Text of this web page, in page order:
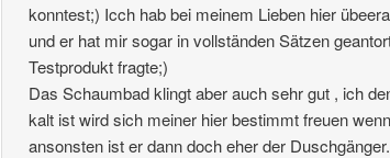
konntest;) Icch hab bei meinem Lieben hier
und er hat mir sogar in vollständen Sätzen
Testprodukt fragte;)
Das Schaumbad klingt aber auch sehr gut , ich
kalt ist wird sich meiner hier bestimmt freuen
ansonsten ist er dann doch eher der Duschgänger.